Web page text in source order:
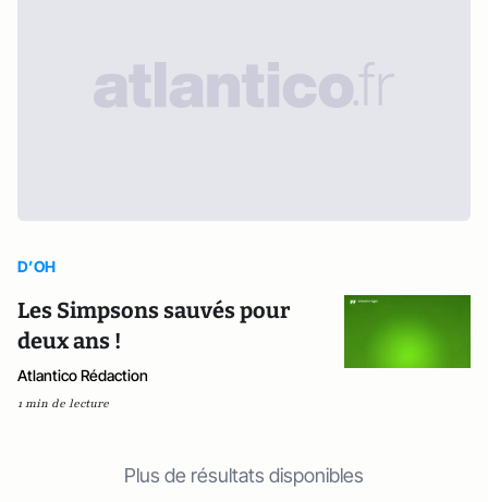
D’OH
Les Simpsons sauvés pour
deux ans !
Atlantico Rédaction
1 min de lecture
Plus de résultats disponibles